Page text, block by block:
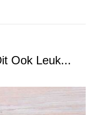
Ook Leuk...